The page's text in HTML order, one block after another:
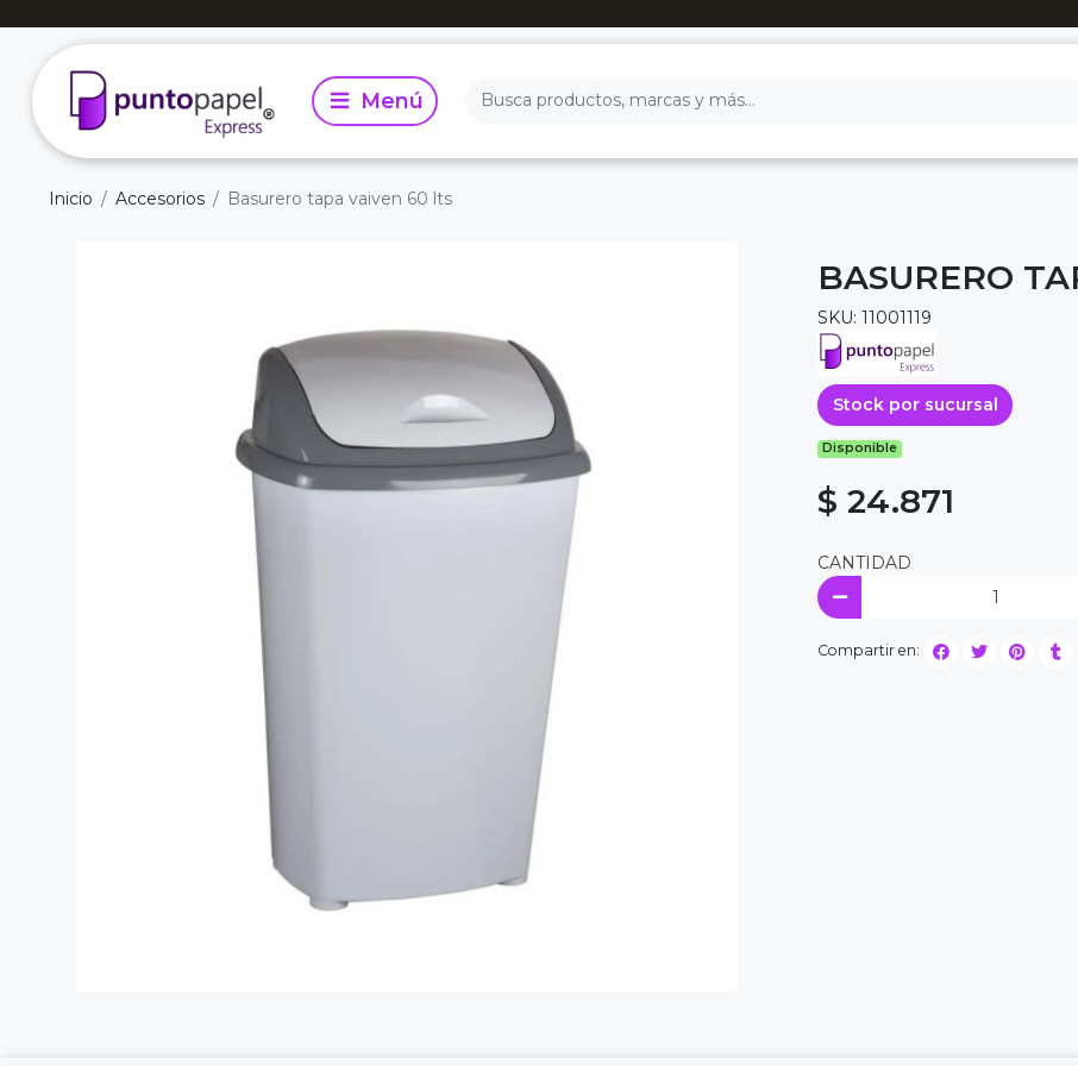
Inicio Accesorios Basurero tapa vaiven 60 lts
BASURERO
SKU: 11001119
Stock por sucursal
Disponible
$ 24.871
CANTIDAD
Compartir en: